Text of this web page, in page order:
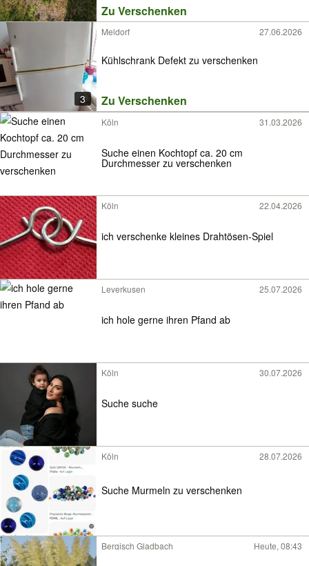
Zu Verschenken
3
Meldorf 27.06.2026
Kühlschrank Defekt zu verschenken
Zu Verschenken
Köln 31.03.2026
Suche einen Kochtopf ca. 20 cm
Durchmesser zu verschenken
Köln 22.04.2026
ich verschenke kleines Drahtösen-Spiel
Leverkusen 25.07.2026
ich hole gerne ihren Pfand ab
Köln 30.07.2026
Suche suche
Köln 28.07.2026
Suche Murmeln zu verschenken
Bergisch Gladbach Heute, 08:43